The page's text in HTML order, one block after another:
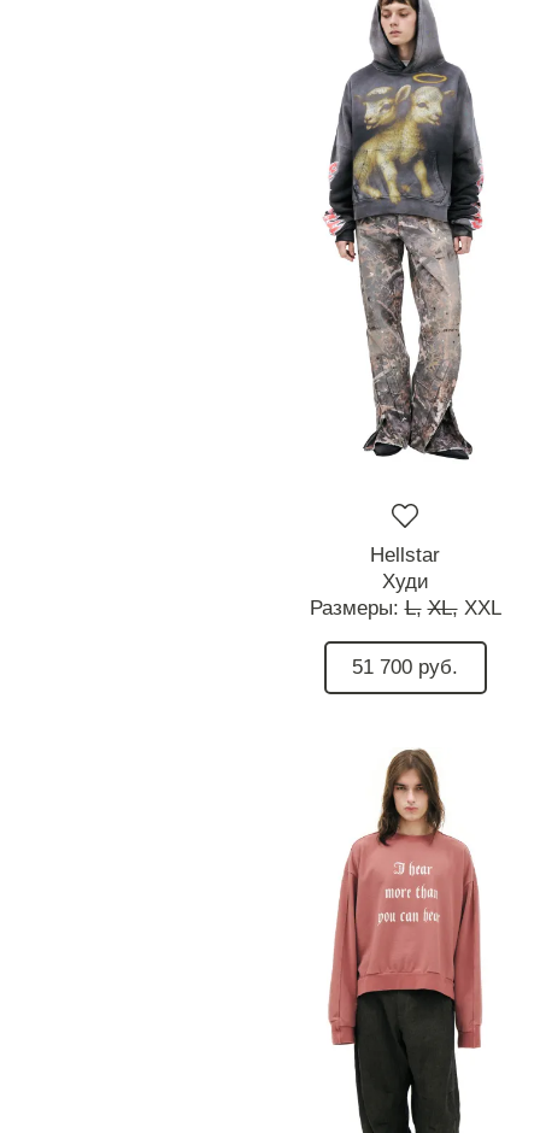
Hellstar
Худи
Размеры:L, XL, XXL
51 700 руб.